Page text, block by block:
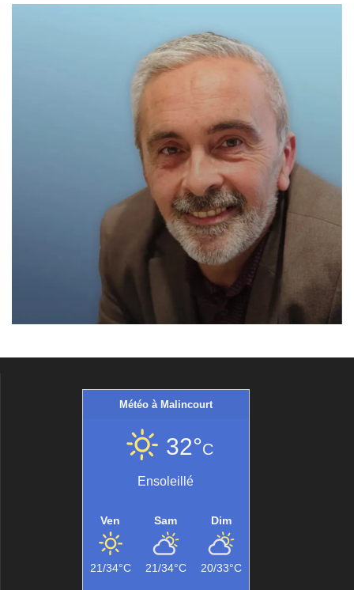
Météo à Malincourt
32°C
Ensoleillé
Ven
21/34°C
Sam
21/34°C
Dim
20/33°C